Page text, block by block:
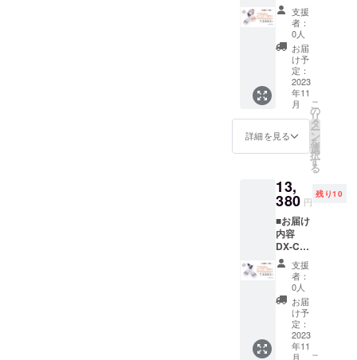
す。ご
了承く
ださ
い。
す。 ※
送料込
の価格
となり
ます。
※商品の
仕様、
デザイ
ンに関
しまし
ては一
もござ
いま
す。ご
了承く
ださ
い。
001/002
シ
ルバー
ホワイ
ト*1
DX-C4-
001/002
ピーチ
ゴール
ド*1 ピ
ンセッ
ト*2 吸
電ケー
ブル*2
説明書
*2 ※お
届け時
期は、
生産、
配送状
況によ
り遅れ
る可能
性もご
ざいま
す。 ※
支援
者：
0人
お届
け予
定：
2023
年11
月
詳細を見る
こ
の
リ
タ
ー
ン
を
選
択
す
る
13,
380 円
残り10
■お届け
内容
DX-C4-
002 シ
ルバー
ホワイ
ト*2 ピ
ンセッ
ト*2 吸
盤*2 充
電ケー
支援
者：
0人
お届
け予
定：
2023
年11
月
こ